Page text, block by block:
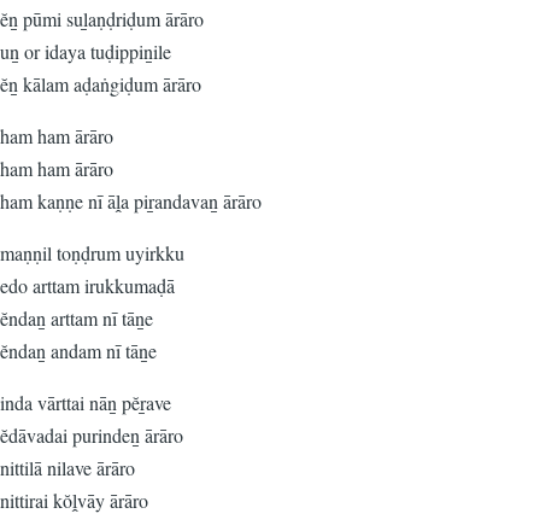
ĕṉ pūmi suḻaṇḍriḍum ārāro
uṉ or idaya tuḍippiṉile
ĕṉ kālam aḍaṅgiḍum ārāro
ham ham ārāro
ham ham ārāro
ham kaṇṇe nī āḽa piṟandavaṉ ārāro
maṇṇil toṇḍrum uyirkku
edo arttam irukkumaḍā
ĕndaṉ arttam nī tāṉe
ĕndaṉ andam nī tāṉe
inda vārttai nāṉ pĕṟave
ĕdāvadai purindeṉ ārāro
nittilā nilave ārāro
nittirai kŏḽvāy ārāro